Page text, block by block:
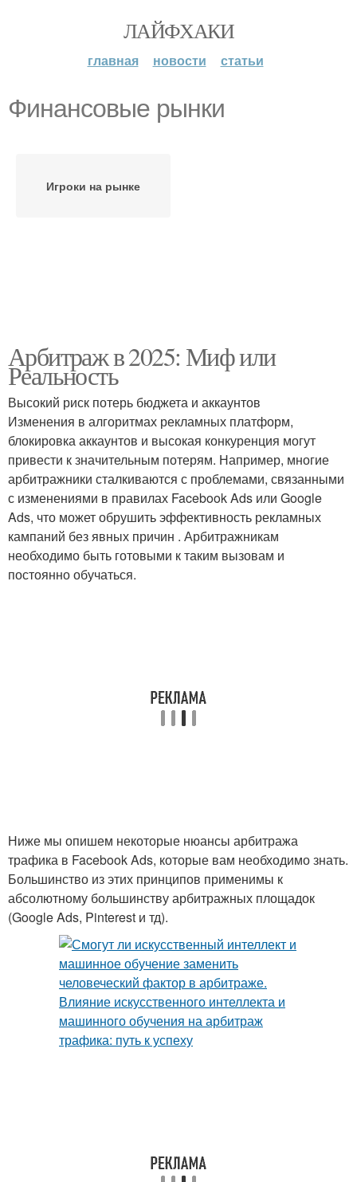
ЛАЙФХАКИ
главная новости статьи
Финансовые рынки
Игроки на рынке
Арбитраж в 2025: Миф или
Реальность
Высокий риск потерь бюджета и аккаунтов
Изменения в алгоритмах рекламных платформ,
блокировка аккаунтов и высокая конкуренция могут
привести к значительным потерям. Например, многие
арбитражники сталкиваются с проблемами, связанными
с изменениями в правилах Facebook Ads или Google
Ads, что может обрушить эффективность рекламных
кампаний без явных причин . Арбитражникам
необходимо быть готовыми к таким вызовам и
постоянно обучаться.
Ниже мы опишем некоторые нюансы арбитража
трафика в Facebook Ads, которые вам необходимо знать.
Большинство из этих принципов применимы к
абсолютному большинству арбитражных площадок
(Google Ads, Pinterest и тд).